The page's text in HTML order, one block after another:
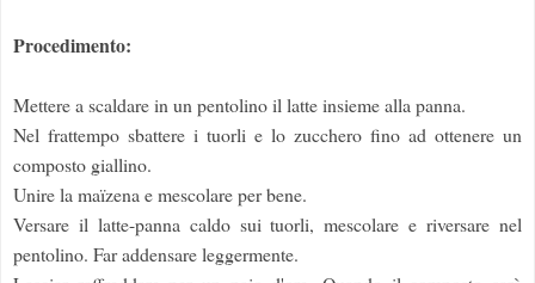
Procedimento:
Mettere a scaldare in un pentolino il latte insieme alla panna.
Nel frattempo sbattere i tuorli e lo zucchero fino ad ottenere un
composto giallino.
Unire la maïzena e mescolare per bene.
Versare il latte-panna caldo sui tuorli, mescolare e riversare nel
pentolino. Far addensare leggermente.